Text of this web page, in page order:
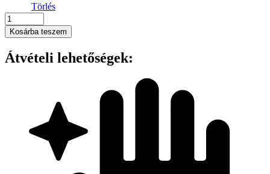
Törlés
Gildan
-
SOFTSTYLE®
GYERMEK
PÓLÓ
Kosárba teszem
Átvételi lehetőségek: